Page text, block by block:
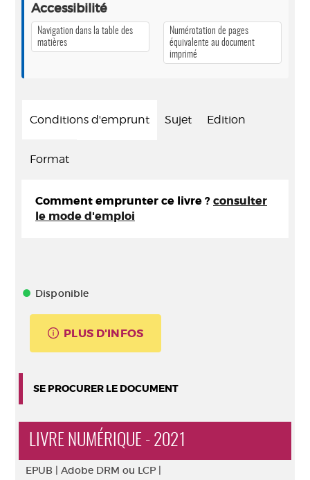
Accessibilité
Navigation dans la table des
matières
Numérotation de pages
équivalente au document
imprimé
Conditions d'emprunt Sujet Edition
Format
Comment emprunter ce livre ? consulter
le mode d'emploi
Disponible
PLUS D'INFOS
SE PROCURER LE DOCUMENT
LIVRE NUMÉRIQUE - 2021
EPUB | Adobe DRM ou LCP |